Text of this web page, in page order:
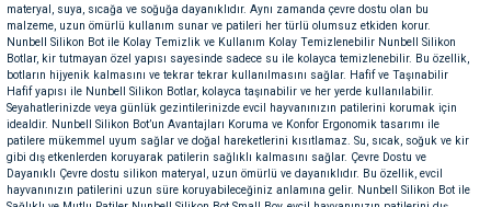
Temizlik
Kemikleri
Seyahat Ürünleri
materyal, suya, sıcağa ve soğuğa dayanıklıdır. Aynı zamanda çevre dostu olan bu
malzeme, uzun ömürlü kullanım sunar ve patileri her türlü olumsuz etkiden korur.
Nunbell Silikon Bot ile Kolay Temizlik ve Kullanım Kolay Temizlenebilir Nunbell Silikon
Botlar, kir tutmayan özel yapısı sayesinde sadece su ile kolayca temizlenebilir. Bu özellik,
botların hijyenik kalmasını ve tekrar tekrar kullanılmasını sağlar. Hafif ve Taşınabilir
Hafif yapısı ile Nunbell Silikon Botlar, kolayca taşınabilir ve her yerde kullanılabilir.
Seyahatlerinizde veya günlük gezintilerinizde evcil hayvanınızın patilerini korumak için
idealdir. Nunbell Silikon Bot’un Avantajları Koruma ve Konfor Ergonomik tasarımı ile
patilere mükemmel uyum sağlar ve doğal hareketlerini kısıtlamaz. Su, sıcak, soğuk ve kir
gibi dış etkenlerden koruyarak patilerin sağlıklı kalmasını sağlar. Çevre Dostu ve
Dayanıklı Çevre dostu silikon materyal, uzun ömürlü ve dayanıklıdır. Bu özellik, evcil
hayvanınızın patilerini uzun süre koruyabileceğiniz anlamına gelir. Nunbell Silikon Bot ile